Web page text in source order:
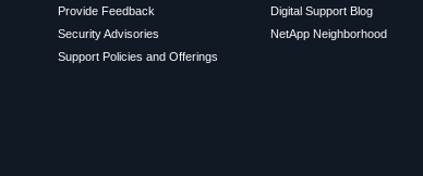
Provide Feedback
Security Advisories
Support Policies and Offerings
Digital Support Blog
NetApp Neighborhood